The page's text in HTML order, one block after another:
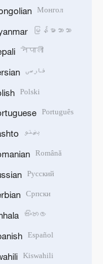
Монгол
မြန်မာဘာသာ
नेपाली
فارسی
Polski
Português
پښتو
Română
Русский
Српски
සිංහල
Español
Kiswahili